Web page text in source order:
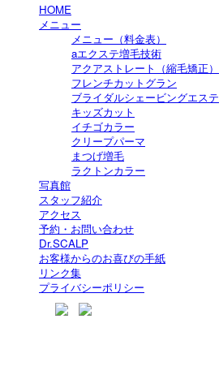
HOME
メニュー
メニュー（料金表）
aエクステ増毛技術
アクアストレート（縮毛矯正）
フレンチカットグラン
ブライダルシェービングエステ
キッズカット
イチゴカラー
クリープパーマ
まつげ増毛
ラクトンカラー
写真館
スタッフ紹介
アクセス
予約・お問い合わせ
Dr.SCALP
お客様からのお喜びの手紙
リンク集
プライバシーポリシー